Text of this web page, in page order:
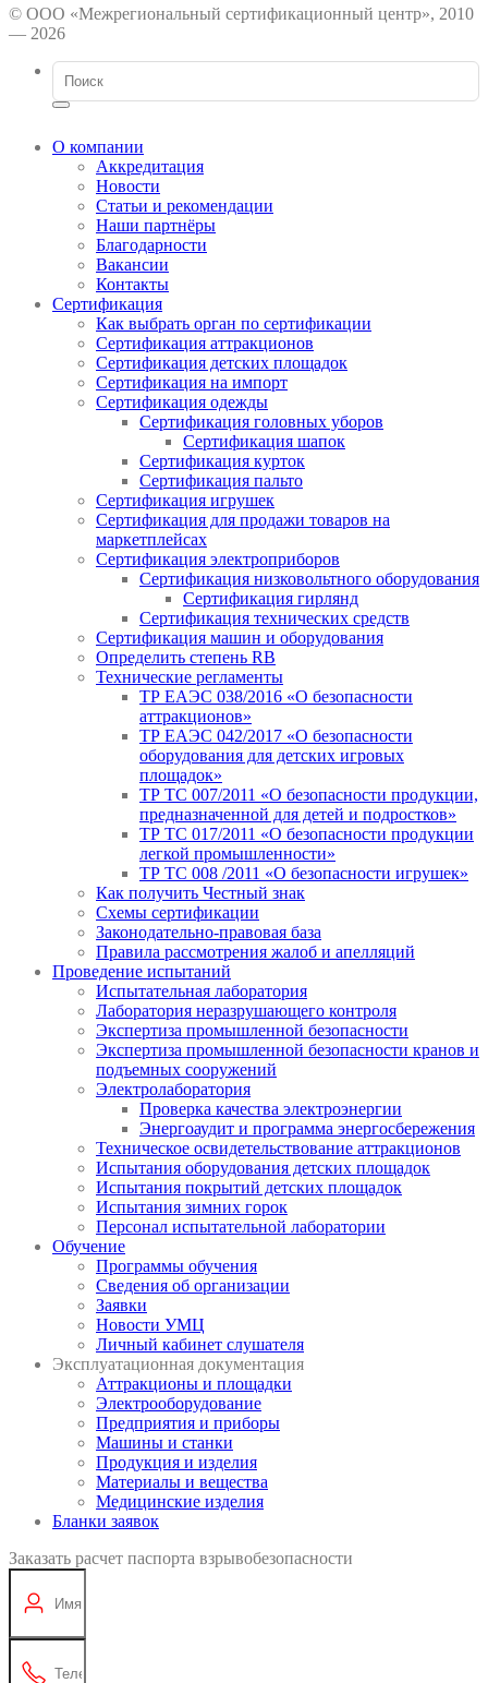
© ООО «Межрегиональный сертификационный центр», 2010
— 2026
О компании
Аккредитация
Новости
Статьи и рекомендации
Наши партнёры
Благодарности
Вакансии
Контакты
Сертификация
Как выбрать орган по сертификации
Сертификация аттракционов
Сертификация детских площадок
Сертификация на импорт
Сертификация одежды
Сертификация головных уборов
Сертификация шапок
Сертификация курток
Сертификация пальто
Сертификация игрушек
Сертификация для продажи товаров на
маркетплейсах
Сертификация электроприборов
Сертификация низковольтного оборудования
Сертификация гирлянд
Сертификация технических средств
Сертификация машин и оборудования
Определить степень RB
Технические регламенты
ТР ЕАЭС 038/2016 «О безопасности
аттракционов»
ТР ЕАЭС 042/2017 «О безопасности
оборудования для детских игровых
площадок»
ТР ТС 007/2011 «О безопасности продукции,
предназначенной для детей и подростков»
ТР ТС 017/2011 «О безопасности продукции
легкой промышленности»
ТР ТС 008 /2011 «О безопасности игрушек»
Как получить Честный знак
Схемы сертификации
Законодательно-правовая база
Правила рассмотрения жалоб и апелляций
Проведение испытаний
Испытательная лаборатория
Лаборатория неразрушающего контроля
Экспертиза промышленной безопасности
Экспертиза промышленной безопасности кранов и
подъемных сооружений
Электролаборатория
Проверка качества электроэнергии
Энергоаудит и программа энергосбережения
Техническое освидетельствование аттракционов
Испытания оборудования детских площадок
Испытания покрытий детских площадок
Испытания зимних горок
Персонал испытательной лаборатории
Обучение
Программы обучения
Сведения об организации
Заявки
Новости УМЦ
Личный кабинет слушателя
Эксплуатационная документация
Аттракционы и площадки
Электрооборудование
Предприятия и приборы
Машины и станки
Продукция и изделия
Материалы и вещества
Медицинские изделия
Бланки заявок
Заказать расчет паспорта взрывобезопасности